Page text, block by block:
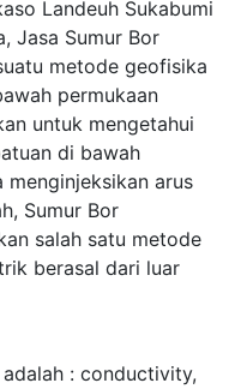
Landeuh Sukabumi
Jasa Sumur Bor
metode geofisika
permukaan
untuk mengetahui
di bawah
menginjeksikan arus
Sumur Bor
salah satu metode
berasal dari luar
: conductivity,